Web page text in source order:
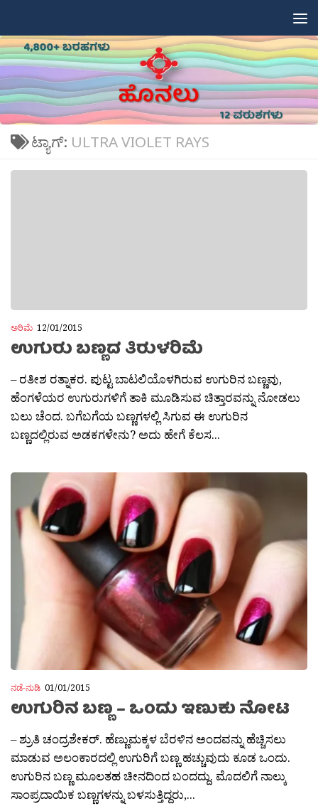
ಟ್ಯಾಗ್: ULTRA VIOLET RAYS
ಅರಿಮೆ 12/01/2015
ಉಗುರು ಬಣ್ಣದ ತಿರುಳರಿಮೆ
– ರತೀಶ ರತ್ನಾಕರ. ಪುಟ್ಟ ಬಾಟಲಿಯೊಳಗಿರುವ ಉಗುರಿನ ಬಣ್ಣವು,
ಹೆಂಗಳೆಯರ ಉಗುರುಗಳಿಗೆ ತಾಕಿ ಮೂಡಿಸುವ ಚಿತ್ತಾರವನ್ನು ನೋಡಲು
ಬಲು ಚೆಂದ. ಬಗೆಬಗೆಯ ಬಣ್ಣಗಳಲ್ಲಿ ಸಿಗುವ ಈ ಉಗುರಿನ
ಬಣ್ಣದಲ್ಲಿರುವ ಅಡಕಗಳೇನು? ಅದು ಹೇಗೆ ಕೆಲಸ...
ನಡೆ-ನುಡಿ 01/01/2015
ಉಗುರಿನ ಬಣ್ಣ – ಒಂದು ಇಣುಕು ನೋಟ
– ಶ್ರುತಿ ಚಂದ್ರಶೇಕರ್. ಹೆಣ್ಣುಮಕ್ಕಳ ಬೆರಳಿನ ಅಂದವನ್ನು ಹೆಚ್ಚಿಸಲು
ಮಾಡುವ ಅಲಂಕಾರದಲ್ಲಿ ಉಗುರಿಗೆ ಬಣ್ಣ ಹಚ್ಚುವುದು ಕೂಡ ಒಂದು.
ಉಗುರಿನ ಬಣ್ಣ ಮೂಲತಹ ಚೀನದಿಂದ ಬಂದದ್ದು. ಮೊದಲಿಗೆ ನಾಲ್ಕು
ಸಾಂಪ್ರದಾಯಿಕ ಬಣ್ಣಗಳನ್ನು ಬಳಸುತ್ತಿದ್ದರು,...